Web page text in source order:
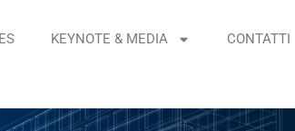
KEYNOTE & MEDIA CONTATTI